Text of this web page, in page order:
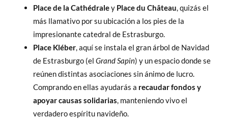
Place de la Cathédraley Place du Château, quizás el
más llamativo por su ubicación a los pies de la
impresionante catedral de Estrasburgo.
Place Kléber, aquí se instala el gran árbol de Navidad
de Estrasburgo (el Grand Sapin) y un espacio donde se
reúnen distintas asociaciones sin ánimo de lucro.
Comprando en ellas ayudarás a recaudar fondos y
apoyar causas solidarias, manteniendo vivo el
verdadero espíritu navideño.